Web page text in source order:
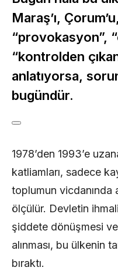
Maraş’ı,
“provokasyon”,
“kontrolden
anlatıyorsa,
bugündür.
1978’den 1993’e
katliamları, sadece
toplumun vicdanında
ölçülür. Devletin
şiddete dönüşmesi
alınması, bu ülkenin
bıraktı.